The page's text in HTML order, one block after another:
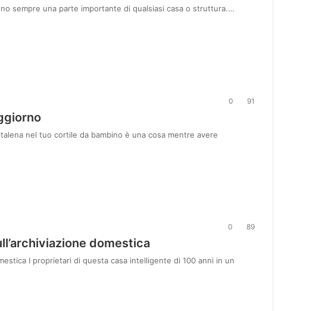
sempre una parte importante di qualsiasi casa o struttura.…
0 91
nel tuo cortile da bambino è una cosa mentre avere
0 89
domestica
I proprietari di questa casa intelligente di 100 anni in un